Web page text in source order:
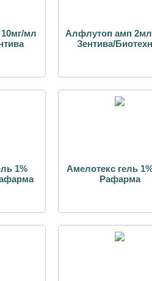
мл
Алфлутоп амп
Зентива/
1%
Амелотекс гель
Рафарма